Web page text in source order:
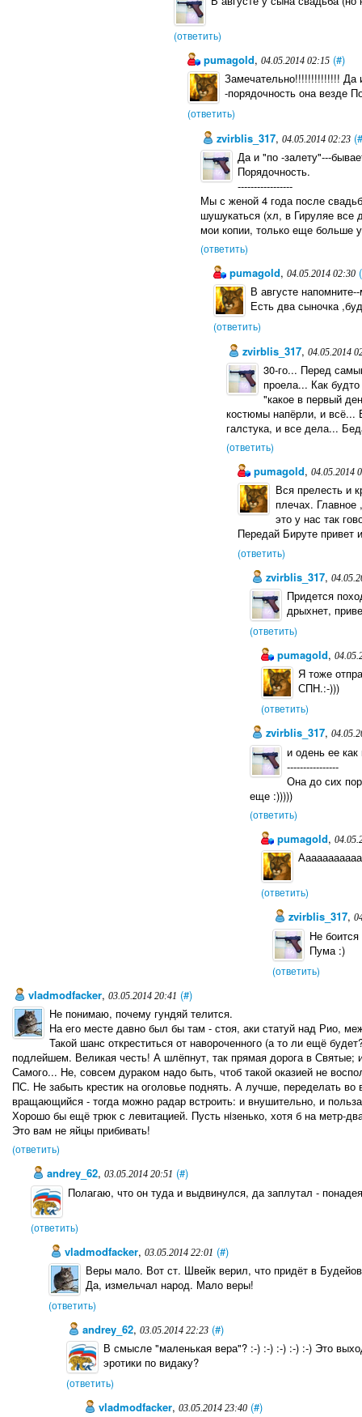
(ответить)
pumagold, 04.05.2014 02:15 (#)
Замечательно!!!!!!!!!!!!!! Да
-порядочность она везде
(ответить)
zvirblis_317,04.05.2014 02:23
Да и "по -залету"---
Порядочность.
-----------------
Мы с женой 4 года после
шушукаться (хл, в Гируляе все
мои копии, только еще больше
(ответить)
pumagold,04.05.2014 02:30
В августе
Есть два сыночка
(ответить)
zvirblis_317, 04.05.2014
30-го... Перед
проела... Как
"какое в первый
костюмы напёрли, и всё...
галстука, и все дела...
(ответить)
pumagold,04.05.2014
Вся прелесть и
плечах. Главное
это у нас так
Передай Бируте привет
(ответить)
zvirblis_317,
Придется
дрыхнет,
(ответить)
pumagold,
Я тоже
СПН.:-)))
(ответить)
zvirblis_317,
и одень ее как
----------------
Она до сих
еще :)))))
(ответить)
pumagold,
(ответить)
zvirblis_317,
Не
Пума :)
(ответить)
vladmodfacker, 03.05.2014 20:41 (#)
Не понимаю, почему гундяй телится.
На его месте давно был бы там - стоя, аки статуй над Рио,
Такой шанс откреститься от навороченного (а то ли ещё
подлейшем. Великая честь! А шлёпнут, так прямая дорога в Святые;
Самого... Не, совсем дураком надо быть, чтоб такой оказией не
ПС. Не забыть крестик на оголовье поднять. А лучше, переделать
вращающийся - тогда можно радар встроить: и внушительно, и
Хорошо бы ещё трюк с левитацией. Пусть нiзенько, хотя б на метр-
Это вам не яйцы прибивать!
(ответить)
andrey_62, 03.05.2014 20:51 (#)
Полагаю, что он туда и выдвинулся, да заплутал -
(ответить)
vladmodfacker,03.05.2014 22:01 (#)
Веры мало. Вот ст. Швейк верил, что придёт в
Да, измельчал народ. Мало веры!
(ответить)
andrey_62, 03.05.2014 22:23 (#)
В смысле "маленькая вера"? :-) :-) :-) :-) :-) Это
эротики по видаку?
(ответить)
vladmodfacker,03.05.2014 23:40 (#)